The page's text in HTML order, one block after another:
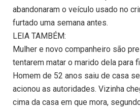
abandonaram o veículo usado no
furtado uma semana antes.
LEIA TAMBÉM:
Mulher e novo companheiro são
tentarem matar o marido dela para
Homem de 52 anos saiu de casa
acionou as autoridades. Vizinha
cima da casa em que mora,